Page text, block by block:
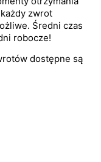
zwrot
Średni czas
robocze!
dostępne są